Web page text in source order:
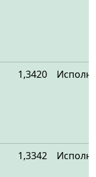
1,3420
1,3342